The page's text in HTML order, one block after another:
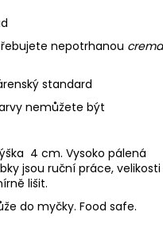
nepotrhanou crema
standard
nemůžete být
4 cm. Vysoko pálená
jsou ruční práce, velikosti
lišit.
do myčky. Food safe.